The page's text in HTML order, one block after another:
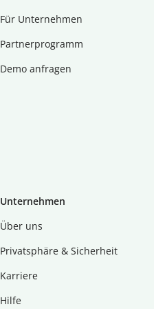
Für Unternehmen
Partnerprogramm
Demo anfragen
Unternehmen
Über uns
Privatsphäre & Sicherheit
Karriere
Hilfe